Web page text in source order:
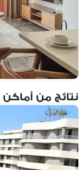
نتائج من